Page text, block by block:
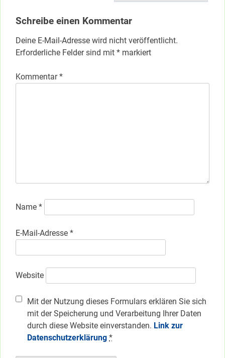
Schreibe einen Kommentar
Deine E-Mail-Adresse wird nicht veröffentlicht.
Erforderliche Felder sind mit * markiert
Kommentar*
Name *
E-Mail-Adresse *
Website
Mit der Nutzung dieses Formulars erklären Sie sich
mit der Speicherung und Verarbeitung Ihrer Daten
durch diese Website einverstanden. Link zur
Datenschutzerklärung *